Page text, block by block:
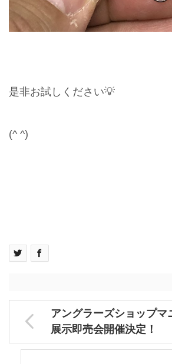
是非お試しください💡
(^ ^)
アングラーズショップマ
展示即売会開催決定！